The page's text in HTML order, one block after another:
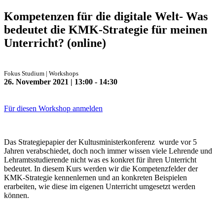
Kompetenzen für die digitale Welt- Was
bedeutet die KMK-Strategie für meinen
Unterricht? (online)
Fokus Studium | Workshops
26. November 2021 | 13:00 - 14:30
Für diesen Workshop anmelden
Das Strategiepapier der Kultusministerkonferenz wurde vor 5
Jahren verabschiedet, doch noch immer wissen viele Lehrende und
Lehramtsstudierende nicht was es konkret für ihren Unterricht
bedeutet. In diesem Kurs werden wir die Kompetenzfelder der
KMK-Strategie kennenlernen und an konkreten Beispielen
erarbeiten, wie diese im eigenen Unterricht umgesetzt werden
können.